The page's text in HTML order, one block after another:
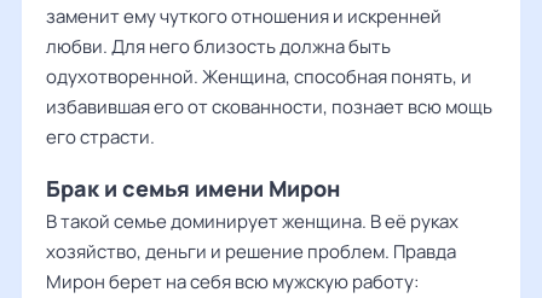
заменит ему чуткого отношения и искренней
любви. Для него близость должна быть
одухотворенной. Женщина, способная понять, и
избавившая его от скованности, познает всю мощь
его страсти.
Брак и семья имени Мирон
В такой семье доминирует женщина. В её руках
хозяйство, деньги и решение проблем. Правда
Мирон берет на себя всю мужскую работу: